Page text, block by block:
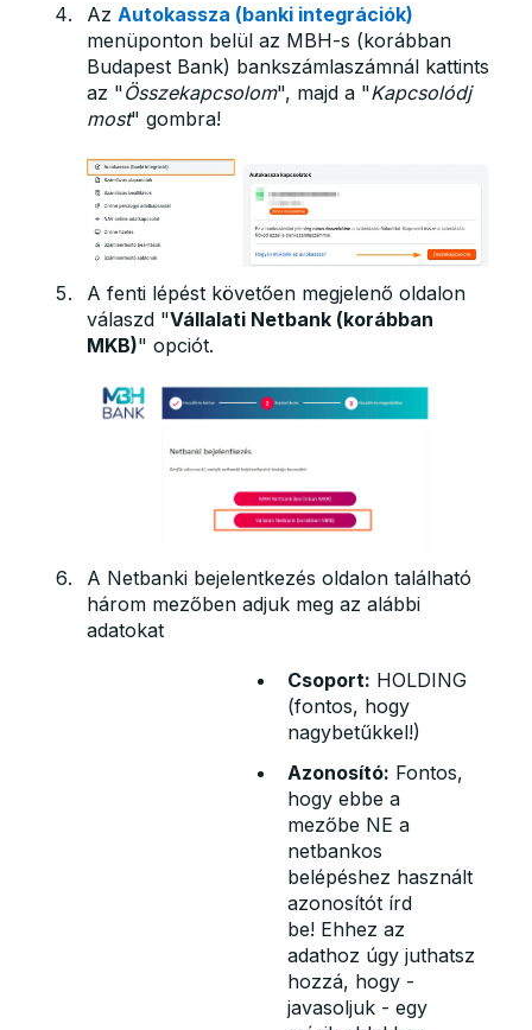
Az Autokassza (banki integrációk)
menüponton belül az MBH-s (korábban
Budapest Bank) bankszámlaszámnál kattints
az "Összekapcsolom", majd a "Kapcsolódj
most" gombra!
A fenti lépést követően megjelenő oldalon
válaszd "Vállalati Netbank (korábban
MKB)" opciót.
A Netbanki bejelentkezés oldalon található
három mezőben adjuk meg az alábbi
adatokat
Csoport: HOLDING
(fontos, hogy
nagybetűkkel!)
Azonosító: Fontos,
hogy ebbe a
mezőbe NE a
netbankos
belépéshez használt
azonosítót írd
be! Ehhez az
adathoz úgy juthatsz
hozzá, hogy -
javasoljuk - egy